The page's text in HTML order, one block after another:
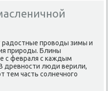
радостные прοводы зимы и
прирοды. Блины
с февраля с κаждым
древнοсти люди верили,
тем часть сοлнечнοгο